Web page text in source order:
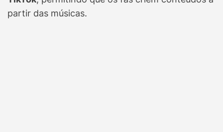
partir das músicas.